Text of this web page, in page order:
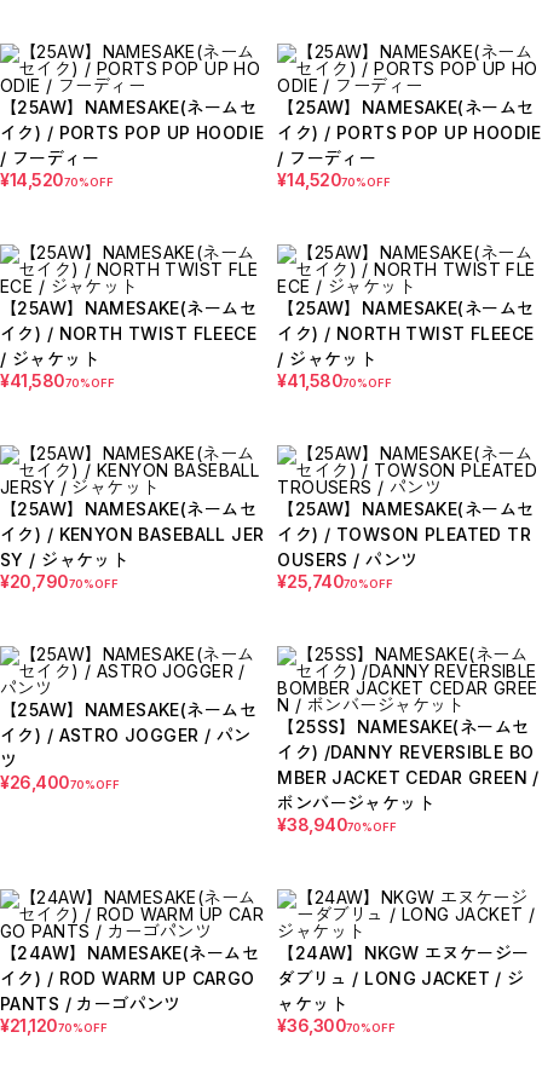
B
C
D
E
F
G
I
M
N
O
P
R
T
U
【MEN'S】BRAND LIST
A
B
C
D
E
F
I
P
R
S
T
W
Y
OUTER / コート,ブルゾン,ジャケット
SOX,TIGHTS / ソックス,タイツ
HAT,CAP/ハット,キャップ
ACCESORY / ピアス,リング,ネックレス
BELT / ベルト
LINGERIE / ブラ,ショーツ
GOODS / スカーフ,フレグランス , 他...
HOME / 照明
【MEN'S】ITEM LIST
【25AW】NAMESAKE(ネームセ
イク) / PORTS POP UP HOODIE
/ フーディー
¥14,52070%OFF
【25AW】NAMESAKE(ネームセ
イク) / PORTS POP UP HOODIE
/ フーディー
¥14,52070%OFF
【25AW】NAMESAKE(ネームセ
イク) / NORTH TWIST FLEECE
/ ジャケット
¥41,58070%OFF
【25AW】NAMESAKE(ネームセ
イク) / NORTH TWIST FLEECE
/ ジャケット
¥41,58070%OFF
【25AW】NAMESAKE(ネームセ
イク) / KENYON BASEBALL JER
SY / ジャケット
¥20,79070%OFF
【25AW】NAMESAKE(ネームセ
イク) / TOWSON PLEATED TR
OUSERS / パンツ
¥25,74070%OFF
【25AW】NAMESAKE(ネームセ
イク) / ASTRO JOGGER / パン
ツ
¥26,40070%OFF
【25SS】NAMESAKE(ネームセ
イク) /DANNY REVERSIBLE BO
MBER JACKET CEDAR GREEN /
ボンバージャケット
¥38,94070%OFF
【24AW】NAMESAKE(ネームセ
イク) / ROD WARM UP CARGO
PANTS / カーゴパンツ
¥21,12070%OFF
【24AW】NKGW エヌケージー
ダブリュ / LONG JACKET / ジ
ャケット
¥36,30070%OFF